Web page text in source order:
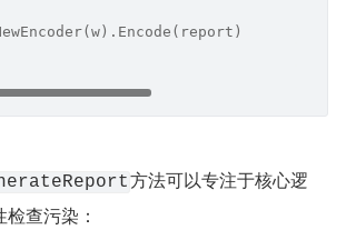
方法可以专注于核心逻
查污染：